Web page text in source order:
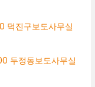
덕진구보도사무실
두정동보도사무실